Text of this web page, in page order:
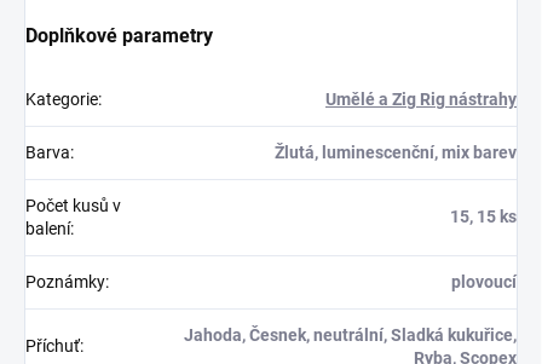
Doplňkové parametry
Kategorie: Umělé a Zig Rig nástrahy
Barva: Žlutá, luminescenční, mix barev
Počet kusů v
balení:
15, 15 ks
Poznámky: plovoucí
Příchuť:
Jahoda, Česnek, neutrální, Sladká kukuřice,
Ryba, Scopex